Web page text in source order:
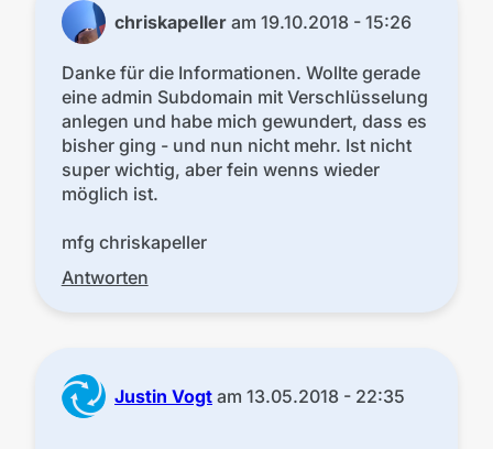
chriskapeller am 19.10.2018 - 15:26
Danke für die Informationen. Wollte gerade
eine admin Subdomain mit Verschlüsselung
anlegen und habe mich gewundert, dass es
bisher ging - und nun nicht mehr. Ist nicht
super wichtig, aber fein wenns wieder
möglich ist.
mfg chriskapeller
Antworten
Justin Vogt am 13.05.2018 - 22:35